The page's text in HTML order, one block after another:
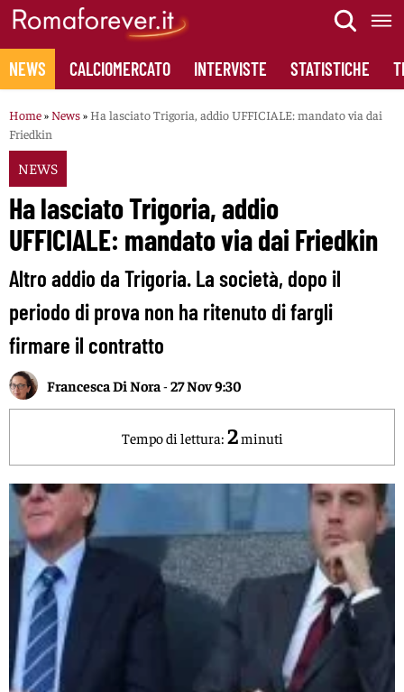
Skip
content
NEWS CALCIOMERCATO INTERVISTE STATISTICHE
Home» News» Ha lasciato Trigoria, addio UFFICIALE: mandato via dai
Friedkin
NEWS
Ha lasciato Trigoria, addio
UFFICIALE: mandato via dai Friedkin
Altro addio da Trigoria. La società, dopo il
periodo di prova non ha ritenuto di fargli
firmare il contratto
Francesca Di Nora -27 Nov 9:30
Tempo di lettura: 2minuti